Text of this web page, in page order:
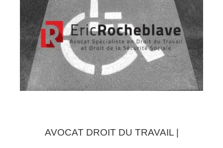
AVOCAT DROIT DU TRAVAIL |